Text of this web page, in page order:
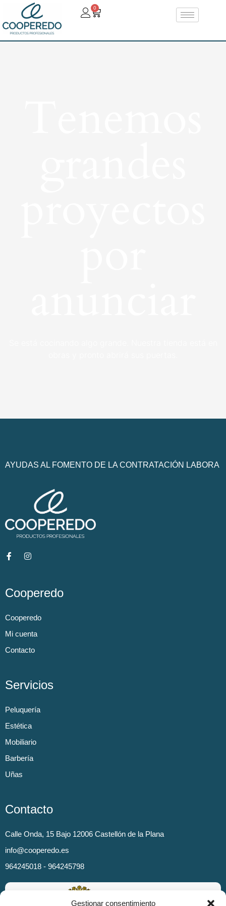
Gestionar consentimiento
0
AYUDAS AL FOMENTO DE LA CONTRATACIÓN LABORA
Cooperedo
Cooperedo
Mi cuenta
Contacto
Servicios
Peluquería
Estética
Mobiliario
Barbería
Uñas
Contacto
Calle Onda, 15 Bajo 12006 Castellón de la Plana
info@cooperedo.es
964245018 - 964245798